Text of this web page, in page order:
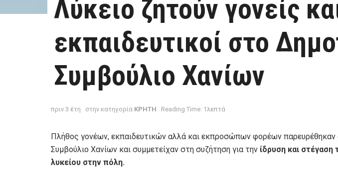
Λύκειο ζητούν γονείς
εκπαιδευτικοί στο
Συμβούλιο Χανίων
πριν 3 έτη στην κατηγορία ΚΡΗΤΗ Reading Time: 1λεπτά
Πλήθος γονέων, εκπαιδευτικών αλλά και εκπροσώπων φορέων παρευρέθηκαν
Συμβούλιο Χανίων και συμμετείχαν στη συζήτηση για την ίδρυση και στέγαση
λυκείου στην πόλη.